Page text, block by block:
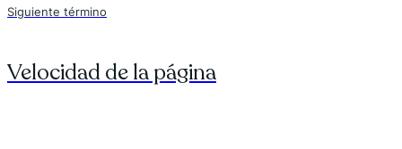
Siguiente término
Velocidad de la página